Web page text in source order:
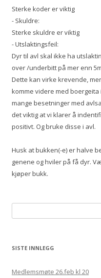
Sterke koder er viktig
- Skuldre:
Sterke skuldre er viktig
- Utslaktingsfeil:
Dyr til avl skal ikke ha
over /underbitt på mer enn
Dette kan virke krevende,
komme videre med boergeita
mange besetninger med
det viktig at vi klarer å
positivt. Og bruke disse i avl.
Husk at bukken(-e) er halve
genene og hviler på få dyr.
kjøper bukk.
SISTE INNLEGG
Medlemsmøte 26.feb kl 20